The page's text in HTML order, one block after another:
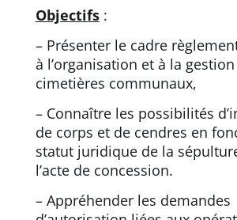
Objectifs:
– Présenter le cadre
à l’organisation et à la
cimetières communaux,
– Connaître les possibilités
de corps et de cendres en
statut juridique de la
l’acte de concession.
– Appréhender les demandes